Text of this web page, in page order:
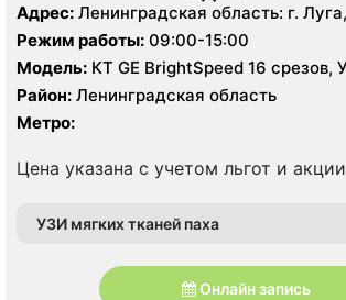
Адрес: Ленинградская область: г.
Ленинградское д. 7
Режим работы: 09:00-15:00
Модель: КТ GE BrightSpeed 16 срезов,
Район: Ленинградская область
Метро:
Цена указана с учетом льгот и акции
УЗИ мягких тканей паха
Онлайн запись